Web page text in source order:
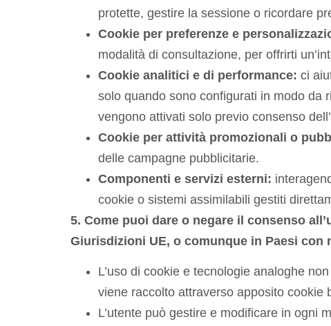
protette, gestire la sessione o ricordare
Cookie per preferenze e
modalità di consultazione, per offrirti
Cookie analitici e di performance: ci
solo quando sono configurati in modo da
vengono attivati solo previo consenso
Cookie per attività promozionali o
delle campagne pubblicitarie.
Componenti e servizi esterni:
cookie o sistemi assimilabili gestiti
5. Come puoi dare o negare il consenso
Giurisdizioni UE, o comunque in Paesi con
L’uso di cookie e tecnologie analoghe
viene raccolto attraverso apposito cookie
L’utente può gestire e modificare in ogni